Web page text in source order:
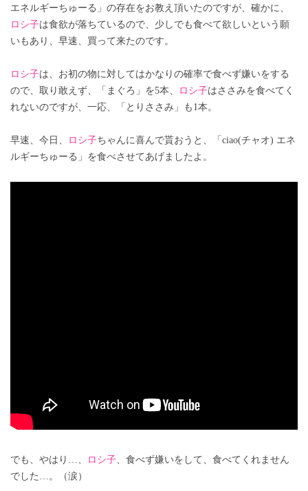
エネルギーちゅーる」の存在をお教え頂いたのですが、確かに、
ロシ子は食欲が落ちているので、少しでも食べて欲しいという願
いもあり、早速、買って来たのです。
ロシ子は、お初の物に対してはかなりの確率で食べず嫌いをする
ので、取り敢えず、「まぐろ」を5本、
ロシ子はささみを食べてく
れないのですが、一応、「とりささみ」も1本。
早速、今日、 ロシ子ちゃんに喜んで貰おうと、「ciao(チャオ) エネ
ルギーちゅーる」を食べさせてあげましたよ。
でも、やはり…、 ロシ子 、食べず嫌いをして、食べてくれません
でした…。（涙）